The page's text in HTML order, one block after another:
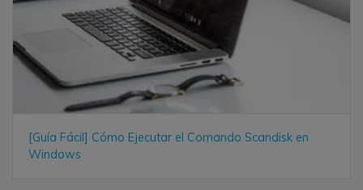
[Guía Fácil] Cómo Ejecutar el Comando Scandisk en
Windows